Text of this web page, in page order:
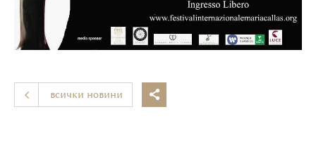
всички новини 